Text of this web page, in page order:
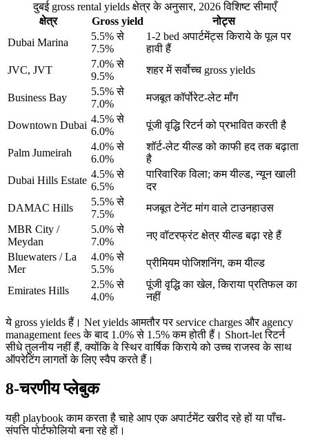
दुबई gross rental yields क्षेत्र के अनुसार, 2026 विशिष्ट सीमाएँ
क्षेत्र
Gross yield
नोट्स
Dubai Marina
5.5% से
7.5%
1-2 bed अपार्टमेंट्स किराये के पूल पर
हावी हैं
JVC, JVT
7.0% से
9.5%
शहर में सर्वोच्च gross yields
Business Bay
5.5% से
7.0%
मजबूत कॉर्पोरेट-लेट माँग
Downtown Dubai
4.5% से
6.0%
पूंजी वृद्धि रिटर्न को प्रभावित करती है
Palm Jumeirah
4.0% से
6.0%
शॉर्ट-लेट यील्ड को काफी हद तक बढ़ाता
है
Dubai Hills Estate
4.5% से
6.5%
पारिवारिक विला; कम यील्ड, न्यून खाली
दर
DAMAC Hills
5.5% से
7.5%
मजबूत टेनेंट मांग वाले टाउनहाउस
MBR City /
Meydan
5.0% से
7.0%
नए वॉटरफ्रंट क्षेत्र यील्ड बढ़ा रहे हैं
Bluewaters / La
Mer
4.0% से
5.5%
प्रीमियम पोजिशनिंग, कम यील्ड
Emirates Hills
2.5% से
4.0%
पूंजी वृद्धि का खेल, किराया प्रतिफल का
नहीं
ये gross yields हैं। Net yields आमतौर पर service charges और agency
management fees के बाद 1.0% से 1.5% कम होती हैं। Short-let रिटर्न
सीधे तुलनीय नहीं हैं, क्योंकि वे स्थिर वार्षिक किराये को उच्च राजस्व के साथ
ऑपरेटिंग लागतों के लिए स्वैप करते हैं।
8-चरणीय प्लेबुक
यही playbook काम करता है चाहे आप एक अपार्टमेंट खरीद रहे हों या पाँच-
संपत्ति पोर्टफोलियो बना रहे हों।